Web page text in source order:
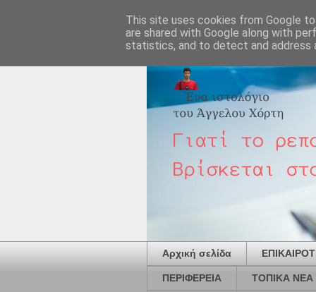
Αρχική σελίδα
ΠΕΡΙΦΕΡΕΙΑ ΤΟΠΙΚΑ ΝΕΑ
This site uses cookies from Google
are shared with Google along with
statistics, and to detect and address